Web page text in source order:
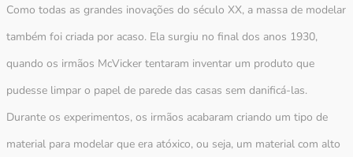
Como todas as grandes inovações do século XX, a massa de modelar
também foi criada por acaso. Ela surgiu no final dos anos 1930,
quando os irmãos McVicker tentaram inventar um produto que
pudesse limpar o papel de parede das casas sem danificá-las.
Durante os experimentos, os irmãos acabaram criando um tipo de
material para modelar que era atóxico, ou seja, um material com alto